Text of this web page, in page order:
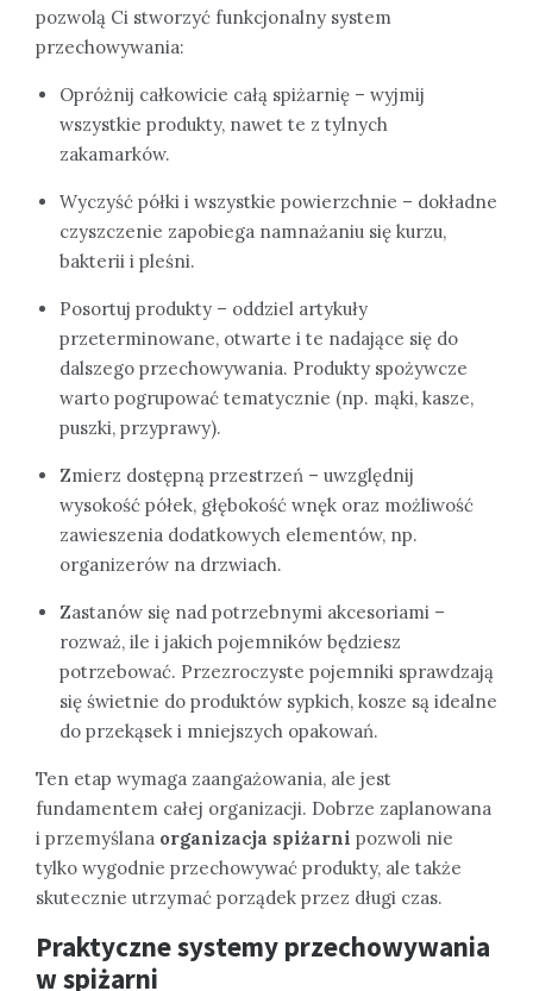
pozwolą Ci stworzyć funkcjonalny system
przechowywania:
Opróżnij całkowicie całą spiżarnię – wyjmij
wszystkie produkty, nawet te z tylnych
zakamarków.
Wyczyść półki i wszystkie powierzchnie – dokładne
czyszczenie zapobiega namnażaniu się kurzu,
bakterii i pleśni.
Posortuj produkty – oddziel artykuły
przeterminowane, otwarte i te nadające się do
dalszego przechowywania. Produkty spożywcze
warto pogrupować tematycznie (np. mąki, kasze,
puszki, przyprawy).
Zmierz dostępną przestrzeń – uwzględnij
wysokość półek, głębokość wnęk oraz możliwość
zawieszenia dodatkowych elementów, np.
organizerów na drzwiach.
Zastanów się nad potrzebnymi akcesoriami –
rozważ, ile i jakich pojemników będziesz
potrzebować. Przezroczyste pojemniki sprawdzają
się świetnie do produktów sypkich, kosze są idealne
do przekąsek i mniejszych opakowań.
Ten etap wymaga zaangażowania, ale jest
fundamentem całej organizacji. Dobrze zaplanowana
i przemyślana organizacja spiżarni pozwoli nie
tylko wygodnie przechowywać produkty, ale także
skutecznie utrzymać porządek przez długi czas.
Praktyczne systemy przechowywania
w spiżarni